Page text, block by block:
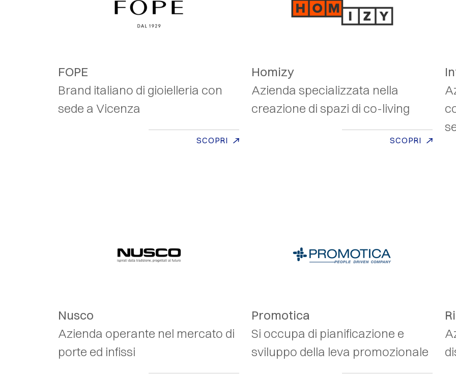
FOPE
Brand italiano di gioielleria con
sede a Vicenza
SCOPRI
Homizy
Azienda specializzata nella
creazione di spazi di co-living
SCOPRI
Nusco
Azienda operante nel mercato di
porte ed infissi
Promotica
Si occupa di pianificazione e
sviluppo della leva promozionale